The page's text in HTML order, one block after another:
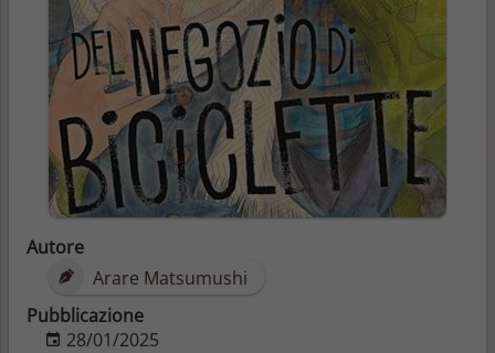
Autore
Arare Matsumushi
Pubblicazione
28/01/2025